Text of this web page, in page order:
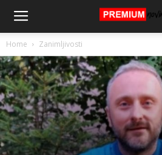
Home Zanimljivosti